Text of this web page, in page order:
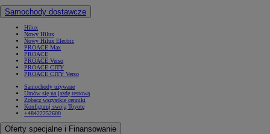
Samochody dostawcze
Hilux
Nowy Hilux
Nowy Hilux Electric
PROACE Max
PROACE
PROACE Verso
PROACE CITY
PROACE CITY Verso
Samochody używane
Umów się na jazdę testową
Zobacz wszystkie cenniki
Konfiguruj swoją Toyotę
+48422252600
Oferty specjalne i Finansowanie